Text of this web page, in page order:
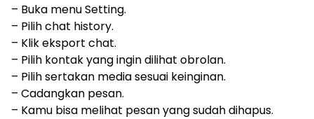
– Buka menu Setting.
– Pilih chat history.
– Klik eksport chat.
– Pilih kontak yang ingin dilihat obrolan.
– Pilih sertakan media sesuai keinginan.
– Cadangkan pesan.
– Kamu bisa melihat pesan yang sudah dihapus.